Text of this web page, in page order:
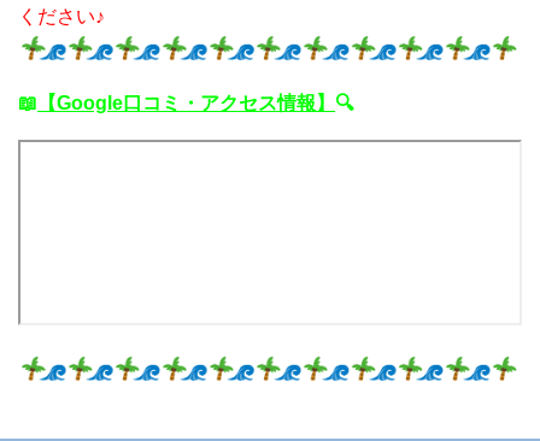
ください♪
📖 【Google口コミ・アクセス情報】 🔍